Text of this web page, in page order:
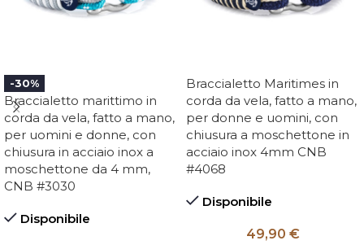
-30%
Braccialetto marittimo in
corda da vela, fatto a mano,
per uomini e donne, con
chiusura in acciaio inox a
moschettone da 4 mm,
CNB #3030
Disponibile
Braccialetto Maritimes in
corda da vela, fatto a mano,
per donne e uomini, con
chiusura a moschettone in
acciaio inox 4mm CNB
#4068
Disponibile
49,90 €